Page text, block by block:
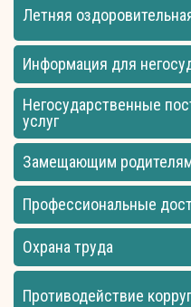
Летняя
Информация для
Негосударственные
услуг
Замещающим
Профессиональные
Охрана труда
Противодействие